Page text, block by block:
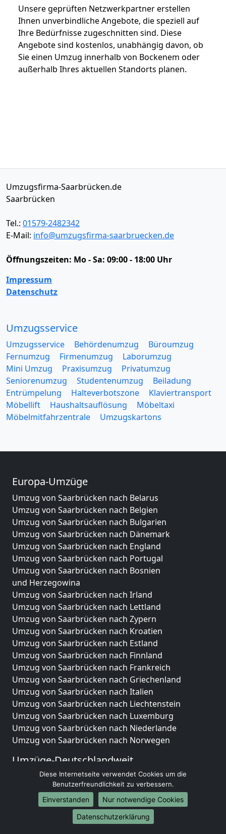
Unsere geprüften Netzwerkpartner erstellen
Ihnen unverbindliche Angebote, die speziell auf
Ihre Bedürfnisse zugeschnitten sind. Diese
Angebote sind kostenlos, unabhängig davon, ob
Sie einen Umzug innerhalb von Bockenem oder
außerhalb Ihres aktuellen Standorts planen.
Umzugsfirma-Saarbrücken.de
Saarbrücken
Tel.: 01579-2482342
E-Mail: info@umzugsfirma-saarbruecken.de
Öffnungszeiten: Mo - Sa: 09:00 - 18:00 Uhr
Impressum
Datenschutz
Umzugsservice
Umzugsservice Behördenumzug
Büroumzug
Fernumzug
Firmenumzug
Laborumzug
Mini Umzug
Praxisumzug
Privatumzug
Seniorenumzug
Studentenumzug
Beiladung
Entrümpelung
Halteverbotszone
Klaviertransport
Möbellift
Haushaltsauflösung
Möbeltaxi
Möbelmitfahrzentrale
Umzugskartons
Europa-Umzüge
Umzug von Saarbrücken nach Belarus
Umzug von Saarbrücken nach Belgien
Umzug von Saarbrücken nach Bulgarien
Umzug von Saarbrücken nach Dänemark
Umzug von Saarbrücken nach England
Umzug von Saarbrücken nach Portugal
Umzug von Saarbrücken nach Bosnien
und Herzegowina
Umzug von Saarbrücken nach Irland
Umzug von Saarbrücken nach Lettland
Umzug von Saarbrücken nach Zypern
Umzug von Saarbrücken nach Kroatien
Umzug von Saarbrücken nach Estland
Umzug von Saarbrücken nach Finnland
Umzug von Saarbrücken nach Frankreich
Umzug von Saarbrücken nach Griechenland
Umzug von Saarbrücken nach Italien
Umzug von Saarbrücken nach Liechtenstein
Umzug von Saarbrücken nach Luxemburg
Umzug von Saarbrücken nach Niederlande
Umzug von Saarbrücken nach Norwegen
Umzüge-Deutschlandweit
Umzug von Saarbrücken nach Berlin
Umzug von Saarbrücken nach Hamburg
Umzug von Saarbrücken nach München
Umzug von Saarbrücken nach Köln
Umzug von Saarbrücken nach Frankfurt am Main
Diese Internetseite verwendet Cookies um die
Benutzerfreundlichkeit zu verbessern.
Einverstanden
Nur notwendige Cookies
Datenschutzerklärung